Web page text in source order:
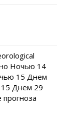
Ночью 14
15 Днем
15 Днем 29